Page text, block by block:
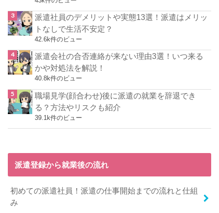
派遣社員のデメリットや実態13選！派遣はメリッ
トなしで生活不安定？
42.6k件のビュー
派遣会社の合否連絡が来ない理由3選！いつ来る
かや対処法を解説！
40.8k件のビュー
職場見学(顔合わせ)後に派遣の就業を辞退でき
る？方法やリスクも紹介
39.1k件のビュー
派遣登録から就業後の流れ
初めての派遣社員！派遣の仕事開始までの流れと仕組
み